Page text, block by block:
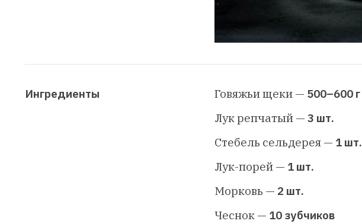
Ингредиенты Говяжьи щеки — 500–600 г
Лук репчатый — 3 шт.
Стебель сельдерея — 1 шт.
Лук-порей — 1 шт.
Морковь — 2 шт.
Чеснок — 10 зубчиков